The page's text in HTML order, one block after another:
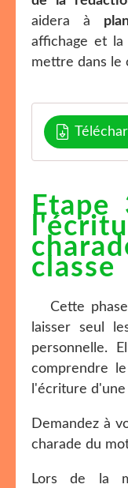
aidera à
affichage et
mettre dans le
classe
Cette phase
laisser seul
personnelle.
comprendre
l'écriture
Demandez à
charade du
Lors de la